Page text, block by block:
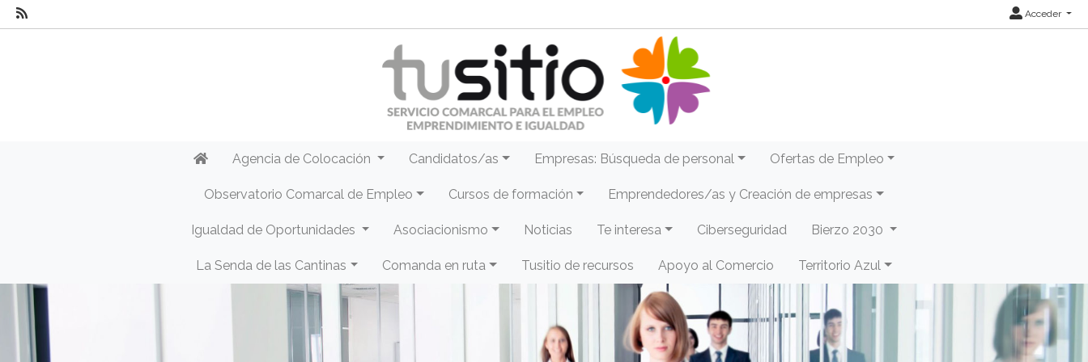
Acceder
Agencia de Colocación Candidatos/as Empresas: Búsqueda de personal Ofertas de Empleo
Observatorio Comarcal de Empleo Cursos de formación Emprendedores/as y Creación de empresas
Igualdad de Oportunidades Asociacionismo Noticias Te interesa Ciberseguridad Bierzo 2030
La Senda de las Cantinas Comanda en ruta Tusitio de recursos Apoyo al Comercio Territorio Azul